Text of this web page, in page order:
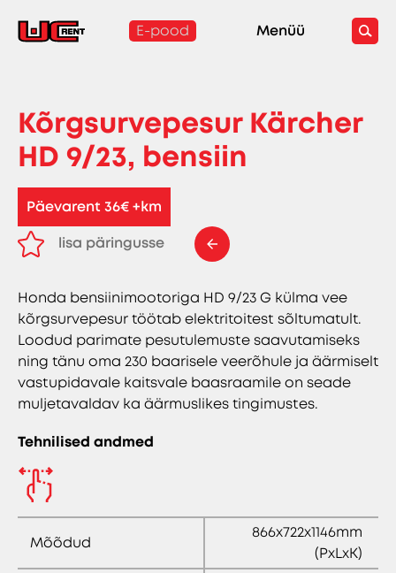
E-pood Menüü
Kõrgsurvepesur Kärcher
HD 9/23, bensiin
Päevarent 36€ +km
lisa päringusse
Honda bensiinimootoriga HD 9/23 G külma vee
kõrgsurvepesur töötab elektritoitest sõltumatult.
Loodud parimate pesutulemuste saavutamiseks
ning tänu oma 230 baarisele veerõhule ja äärmiselt
vastupidavale kaitsvale baasraamile on seade
muljetavaldav ka äärmuslikes tingimustes.
Tehnilised andmed
Mõõdud
866x722x1146mm
(PxLxK)